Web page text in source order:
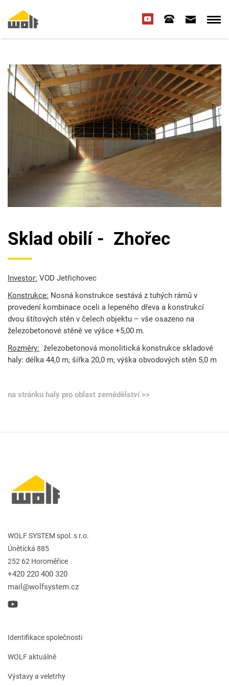
Sklad obilí - Zhořec
Investor: VOD Jetřichovec
Konstrukce: Nosná konstrukce sestává z tuhých rámů v
provedení kombinace oceli a lepeného dřeva a konstrukcí
dvou štítových stěn v čelech objektu – vše osazeno na
železobetonové stěně ve výšce +5,00 m.
Rozměry: železobetonová monolitická konstrukce skladové
haly: délka 44,0 m, šířka 20,0 m, výška obvodových stěn 5,0 m
na stránku haly pro oblast zemědělství >>
WOLF SYSTEM spol. s r.o.
Únětická 885
252 62 Horoměřice
+420 220 400 320
mail@wolfsystem.cz
Identifikace společnosti
WOLF aktuálně
Výstavy a veletrhy